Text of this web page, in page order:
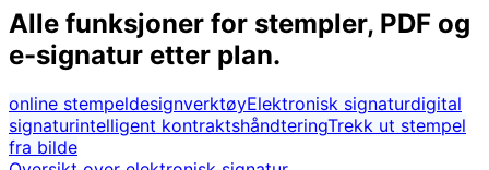
Alle funksjoner for stempler, PDF og
e-signatur etter plan.
online stempeldesignverktøyElektronisk signaturdigital
signaturintelligent kontraktshåndteringTrekk ut stempel
fra bilde